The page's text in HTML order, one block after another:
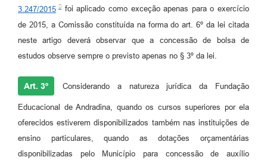
3.247/2015
foi aplicado como exceção apenas para o exercício
de 2015, a Comissão constituída na forma do art. 6º da lei citada
neste artigo deverá observar que a concessão de bolsa de
estudos observe sempre o previsto apenas no § 3º da lei.
Art. 3º Considerando a natureza jurídica da Fundação
Educacional de Andradina, quando os cursos superiores por ela
oferecidos estiverem disponibilizados também nas instituições de
ensino particulares, quando as dotações orçamentárias
disponibilizadas pelo Município para concessão de auxílio